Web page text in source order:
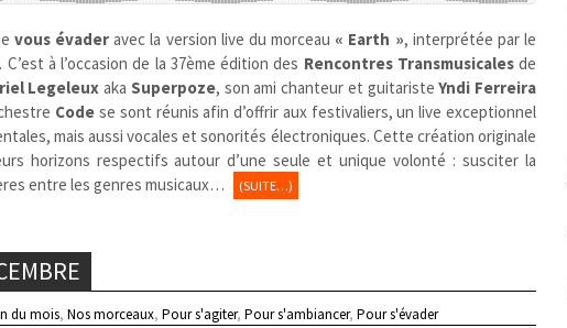
vous évader avec la version live du morceau « Earth », interprétée par le
. C’est à l’occasion de la 37ème édition des Rencontres Transmusicalesde
Legeleux aka Superpoze, son ami chanteur et guitaristeYndi Ferreira
Code se sont réunis afin d’offrir aux festivaliers, un live exceptionnel
mais aussi vocales et sonorités électroniques. Cette création originale
horizons respectifs autour d’une seule et unique volonté : susciter la
entre les genres musicaux…
(SUITE…)
du mois,Nos morceaux,Pour s'agiter,Pour s'ambiancer,Pour s'évader